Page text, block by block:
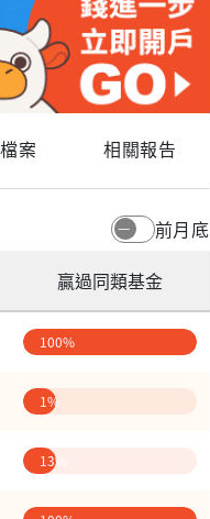
案 相關報告
前月底
贏過同類基金
100%
1%
13%